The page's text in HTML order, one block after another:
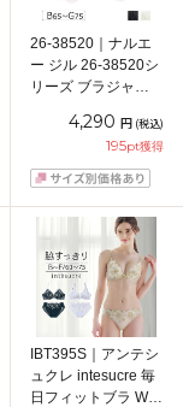
26-38520｜ナルエ
ー ジル 26-38520シ
リーズ ブラジャー
ラ BCDEFGカップ
65/70/75cm
4,290 円 (税込)
195pt獲得
IBT395S｜アンテシ
ュクレ intesucre 毎
日フィットブラ Wパ